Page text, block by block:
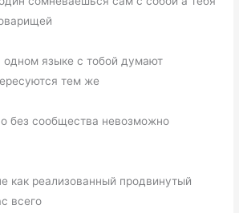
одном языке с тобой думают
тем же
без сообщества невозможно
как реализованный продвинутый
всего